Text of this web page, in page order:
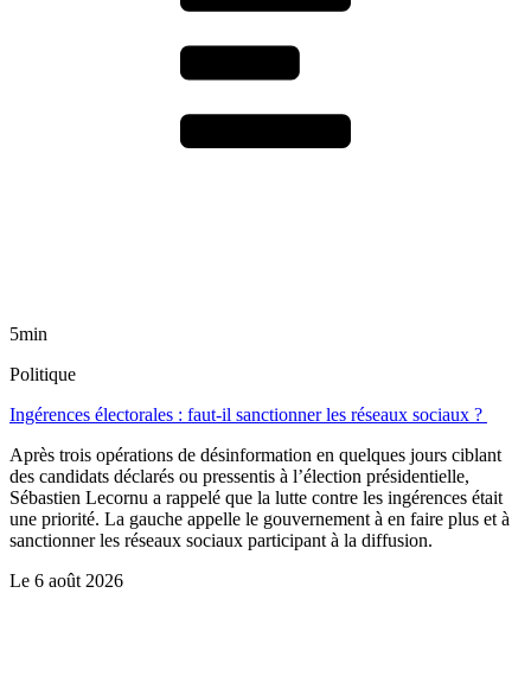
5min
Politique
Ingérences électorales : faut-il sanctionner les réseaux sociaux ?
Après trois opérations de désinformation en quelques jours ciblant
des candidats déclarés ou pressentis à l’élection présidentielle,
Sébastien Lecornu a rappelé que la lutte contre les ingérences était
une priorité. La gauche appelle le gouvernement à en faire plus et à
sanctionner les réseaux sociaux participant à la diffusion.
Le 6 août 2026